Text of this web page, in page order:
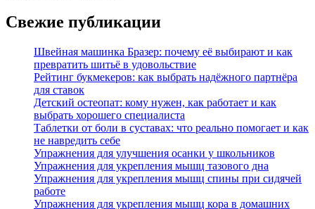
Свежие публикации
Швейная машинка Бразер: почему её выбирают и как
превратить шитьё в удовольствие
Рейтинг букмекеров: как выбрать надёжного партнёра
для ставок
Детский остеопат: кому нужен, как работает и как
выбрать хорошего специалиста
Таблетки от боли в суставах: что реально помогает и как
не навредить себе
Упражнения для улучшения осанки у школьников
Упражнения для укрепления мышц тазового дна
Упражнения для укрепления мышц спины при сидячей
работе
Упражнения для укрепления мышц кора в домашних